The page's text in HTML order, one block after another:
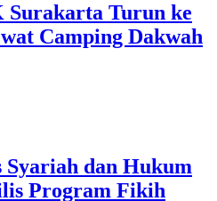
Turun ke
Camping Dakwah
dan Hukum
Program Fikih